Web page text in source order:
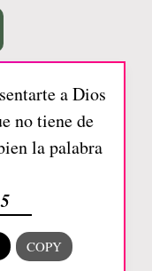
a Dios
no tiene de
la palabra